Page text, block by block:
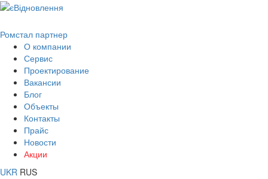
Ромстал партнер
О компании
Сервис
Проектирование
Вакансии
Блог
Объекты
Контакты
Прайс
Новости
Акции
UKR RUS